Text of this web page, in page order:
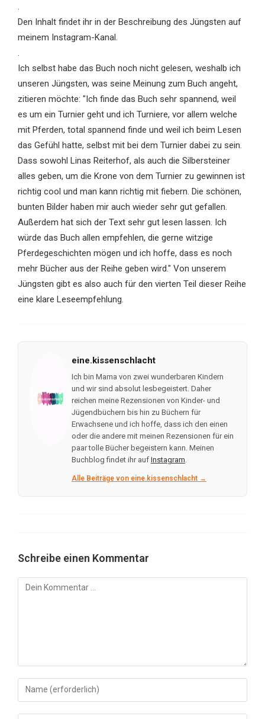
.
Den Inhalt findet ihr in der Beschreibung des Jüngsten auf
meinem Instagram-Kanal.
.
Ich selbst habe das Buch noch nicht gelesen, weshalb ich
unseren Jüngsten, was seine Meinung zum Buch angeht,
zitieren möchte: "Ich finde das Buch sehr spannend, weil
es um ein Turnier geht und ich Turniere, vor allem welche
mit Pferden, total spannend finde und weil ich beim Lesen
das Gefühl hatte, selbst mit bei dem Turnier dabei zu sein.
Dass sowohl Linas Reiterhof, als auch die Silbersteiner
alles geben, um die Krone von dem Turnier zu gewinnen ist
richtig cool und man kann richtig mit fiebern. Die schönen,
bunten Bilder haben mir auch wieder sehr gut gefallen.
Außerdem hat sich der Text sehr gut lesen lassen. Ich
würde das Buch allen empfehlen, die gerne witzige
Pferdegeschichten mögen und ich hoffe, dass es noch
mehr Bücher aus der Reihe geben wird." Von unserem
Jüngsten gibt es also auch für den vierten Teil dieser Reihe
eine klare Leseempfehlung.
eine.kissenschlacht
Ich bin Mama von zwei wunderbaren Kindern
und wir sind absolut lesbegeistert. Daher
reichen meine Rezensionen von Kinder- und
Jügendbüchern bis hin zu Büchern für
Erwachsene und ich hoffe, dass ich den einen
oder die andere mit meinen Rezensionen für ein
paar tolle Bücher begeistern kann. Meinen
Buchblog findet ihr auf Instagram
Alle Beiträge von eine.kissenschlacht →
Schreibe einen Kommentar
Kommentar
Gib
deinen
Namen